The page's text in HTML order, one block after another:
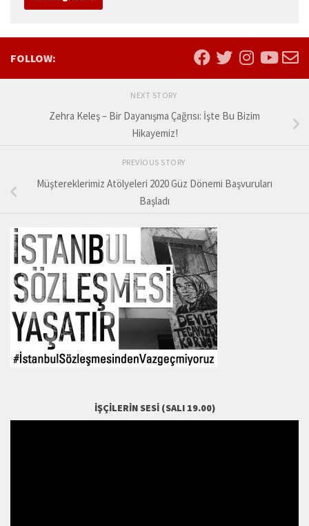
FOLLOW:
NEXT STORY
Zehra Keleş – Bir Dayanışma Çağrısı: İşte Bu Bizim
Hikayemiz!
PREVIOUS STORY
Müştereklerimiz Atölyeleri 2020 Güz Dönemi Başvuruları
Başladı
İŞÇILERIN SESI (SALI 19.00)